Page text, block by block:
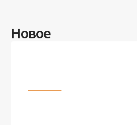
Новое